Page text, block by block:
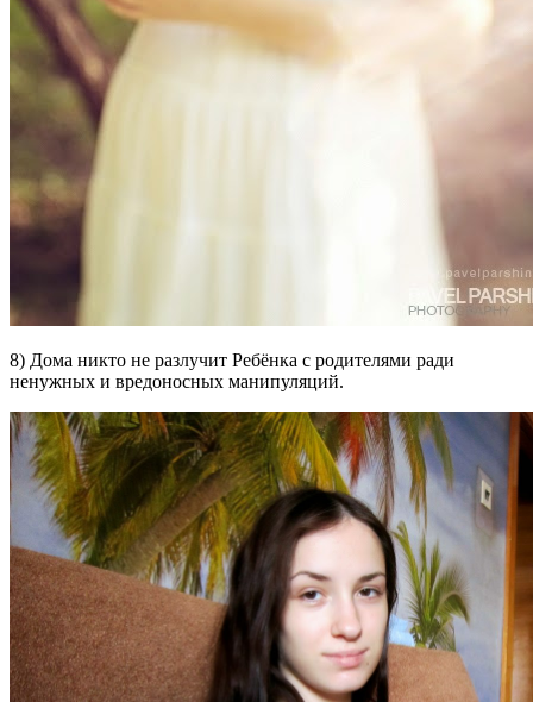
8) Дома никто не разлучит Ребёнка с родителями ради
ненужных и вредоносных манипуляций.